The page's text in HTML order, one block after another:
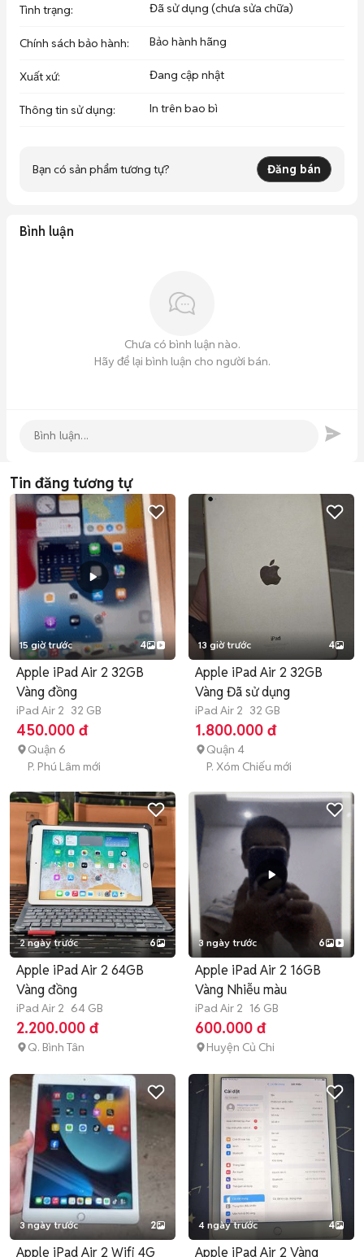
Tình trạng: Đã sử dụng (chưa sửa chữa)
Chính sách bảo hành: Bảo hành hãng
Xuất xứ: Đang cập nhật
Thông tin sử dụng: In trên bao bì
Bạn có sản phẩm tương tự? Đăng bán
Bình luận
Chưa có bình luận nào.
Hãy để lại bình luận cho người bán.
Tin đăng tương tự
15 giờ trước 4
Apple iPad Air 2 32GB
Vàng đồng
iPad Air 2 32 GB
450.000 đ
Quận 6
P. Phú Lâm mới
13 giờ trước 4
Apple iPad Air 2 32GB
Vàng Đã sử dụng
iPad Air 2 32 GB
1.800.000 đ
Quận 4
P. Xóm Chiếu mới
2 ngày trước 6
Apple iPad Air 2 64GB
Vàng đồng
iPad Air 2 64 GB
2.200.000 đ
Q. Bình Tân
3 ngày trước 6
Apple iPad Air 2 16GB
Vàng Nhiễu màu
iPad Air 2 16 GB
600.000 đ
Huyện Củ Chi
3 ngày trước 2
Apple iPad Air 2 Wifi 4G
4 ngày trước 4
Apple iPad Air 2 Vàng